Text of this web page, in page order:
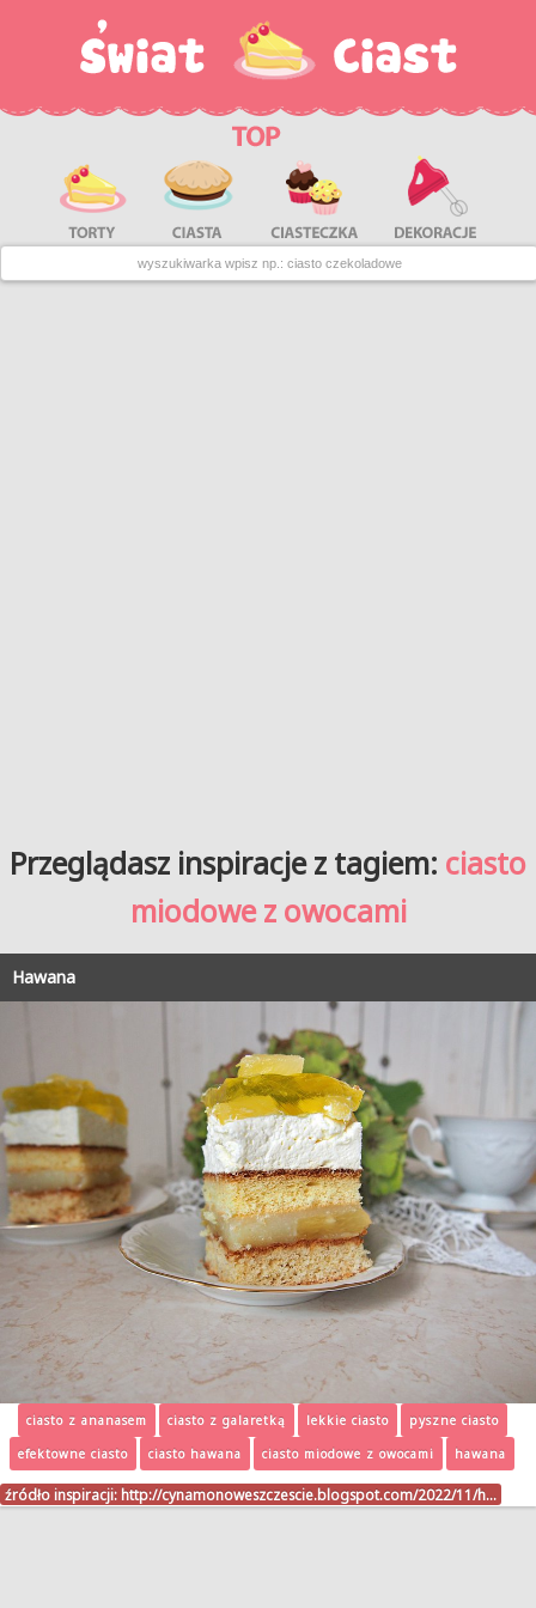
Przeglądasz inspiracje z tagiem: ciasto
miodowe z owocami
Hawana
ciasto z ananasem ciasto z galaretką lekkie ciasto
pyszne ciasto
efektowne ciasto
ciasto hawana ciasto miodowe z owocami hawana
źródło inspiracji: http://cynamonoweszczescie.blogspot.com/2022/11/h…